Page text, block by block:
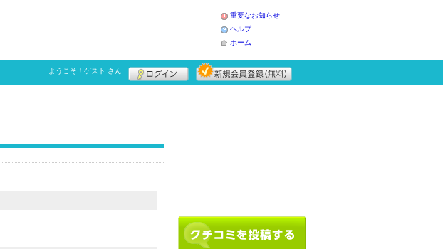
重要なお知らせ
ヘルプ
ホーム
ようこそ！ ゲスト さん